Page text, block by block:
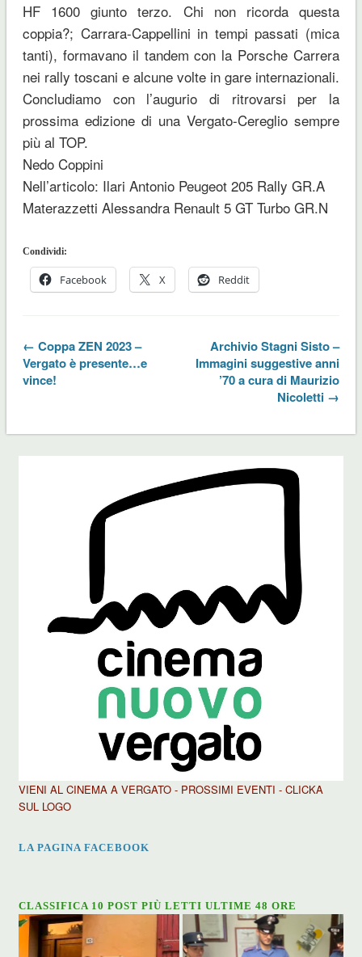
HF 1600 giunto terzo. Chi non ricorda questa
coppia?; Carrara-Cappellini in tempi passati (mica
tanti), formavano il tandem con la Porsche Carrera
nei rally toscani e alcune volte in gare internazionali.
Concludiamo con l’augurio di ritrovarsi per la
prossima edizione di una Vergato-Cereglio sempre
più al TOP.
Nedo Coppini
Nell’articolo: Ilari Antonio Peugeot 205 Rally GR.A
Materazzetti Alessandra Renault 5 GT Turbo GR.N
Condividi:
Facebook X Reddit
← Coppa ZEN 2023 –
Vergato è presente…e
vince!
Archivio Stagni Sisto –
Immagini suggestive anni
’70 a cura di Maurizio
Nicoletti →
VIENI AL CINEMA A VERGATO - PROSSIMI EVENTI - CLICKA
SUL LOGO
LA PAGINA FACEBOOK
CLASSIFICA 10 POST PIÙ LETTI ULTIME 48 ORE